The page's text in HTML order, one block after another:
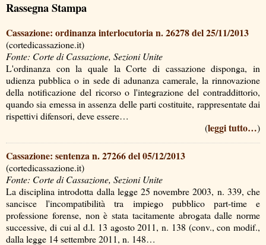
Rassegna Stampa
Cassazione: ordinanza interlocutoria n. 26278 del 25/11/2013
(cortedicassazione.it)
Fonte: Corte di Cassazione, Sezioni Unite
L'ordinanza con la quale la Corte di cassazione disponga, in
udienza pubblica o in sede di adunanza camerale, la rinnovazione
della notificazione del ricorso o l'integrazione del contraddittorio,
quando sia emessa in assenza delle parti costituite, rappresentate dai
rispettivi difensori, deve essere…
(leggi tutto…)
Cassazione: sentenza n. 27266 del 05/12/2013
(cortedicassazione.it)
Fonte: Corte di Cassazione, Sezioni Unite
La disciplina introdotta dalla legge 25 novembre 2003, n. 339, che
sancisce l'incompatibilità tra impiego pubblico part-time e
professione forense, non è stata tacitamente abrogata dalle norme
successive, di cui al d.l. 13 agosto 2011, n. 138 (conv., con modif.,
dalla legge 14 settembre 2011, n. 148…